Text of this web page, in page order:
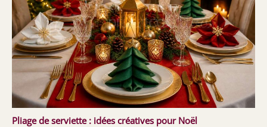
Pliage de serviette : idées créatives pour Noël